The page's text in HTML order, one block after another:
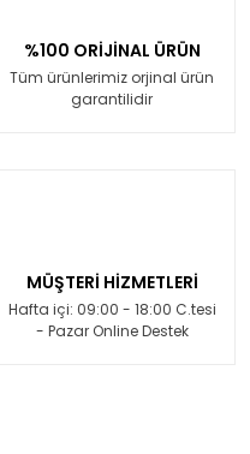
%100 ORİJİNAL ÜRÜN
Tüm ürünlerimiz orjinal ürün
garantilidir
MÜŞTERİ HİZMETLERİ
Hafta içi: 09:00 - 18:00 C.tesi
- Pazar Online Destek